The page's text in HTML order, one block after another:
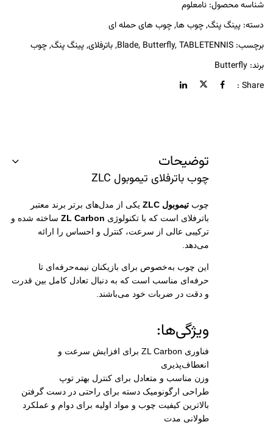
شناسه محصول: نامعلوم
دسته: پینگ پنگ,چوب ها,چوب های حمله ای
برچسب:
Blade, Butterfly,TABLETENNIS
,باترفلای,پینگ پنگ,چوب
برند: Butterfly
Share :
توضیحات
چوب باترفلای تیموبول ZLC
چوب تیموبول ZLC
یکی از مدل‌های برتر برند معتبر
باترفلای است که با تکنولوژی ZL Carbon ساخته شده و
ترکیبی عالی از سرعت، کنترل و احساس را ارائه
می‌دهد.
این چوب به‌خصوص برای بازیکنان نیمه‌حرفه‌ای تا
حرفه‌ای مناسب است که به دنبال تعادل کامل بین قدرت
و دقت در ضربات خود می‌باشند.
ویژگی‌ها:
فناوری ZL Carbon برای افزایش سرعت و
انعطاف‌پذیری
وزن مناسب و متعادل برای کنترل بهتر توپ
طراحی ارگونومیک دسته برای راحتی در دست گرفتن
بالاترین کیفیت چوب و مواد اولیه برای دوام و عملکرد
طولانی مدت